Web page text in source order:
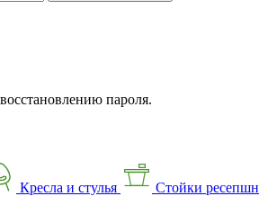
пароля.
Кресла и стулья Стойки ресепшн